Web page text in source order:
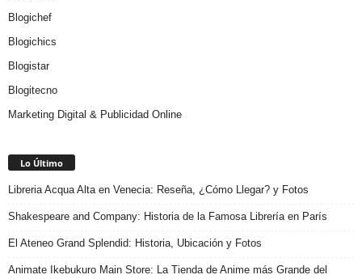
Blogichef
Blogichics
Blogistar
Blogitecno
Marketing Digital & Publicidad Online
Lo Último
Libreria Acqua Alta en Venecia: Reseña, ¿Cómo Llegar? y Fotos
Shakespeare and Company: Historia de la Famosa Librería en París
El Ateneo Grand Splendid: Historia, Ubicación y Fotos
Animate Ikebukuro Main Store: La Tienda de Anime más Grande del